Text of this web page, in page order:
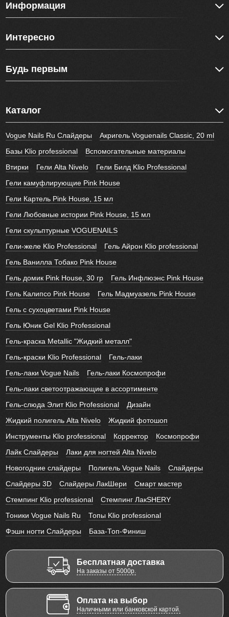
Информация
Интересно
Будь первым
Каталог
Vogue Nails Ru Слайдеры
Акригель Voguenails Classic, 20 ml
Базы Klio professional
Вспомогательные материалы
Втирки
Гели Alta Nivelo
Гели Билд Klio Professional
Гели камуфлирующие Pink House
Гели Картель Pink House, 15 мл
Гели Любовные истории Pink House, 15 мл
Гели скульптурные VOGUENAILS
Гели-желе Klio Professional
Гель Айрон Klio professional
Гель Ванилла Тобако Pink House
Гель домик Pink House, 30 гр
Гель Инфлюэнс Pink House
Гель Калипсо Pink House
Гель Мадмуазель Pink House
Гель с сухоцветами Pink House
Гель Юник Gel Klio Professional
Гель-краска Metallic "Жидкий металл"
Гель-краски Klio Professional
Гель-лаки
Гель-лаки Vogue Nails
Гель-лаки Космопрофи
Гель-лаки светоотражающие в ассортименте
Гель-слюда Элит Klio Professional
Дизайн
Жидкий полигель Alta Nivelo
Жидкий фотошоп
Инструменты Klio professional
Корректор
Космопрофи
Лайк Слайдеры
Лаки для ногтей Alta Nivelo
Новогодние слайдеры
Полигель Vogue Nails
Слайдеры
Слайдеры 3D
Слайдеры ЛакШери
Смарт мастер
Стемпинг Klio professional
Стемпинг ЛакSHERY
Тоники Vogue Nails Ru
Топы Klio professional
Фэшн ногти Слайдеры
База-Топ-Финиш
Бесплатная доставка
На заказы от 5000р.
Оплата на выбор
Наличными или банковской картой.